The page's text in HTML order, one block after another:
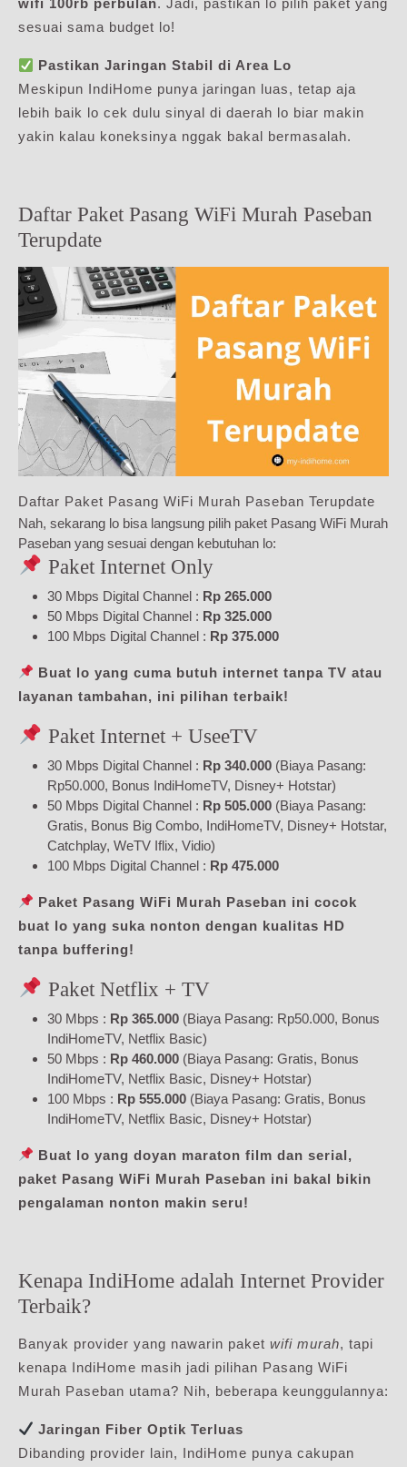
wifi 100rb perbulan. Jadi, pastikan lo pilih paket yang
sesuai sama budget lo!
Pastikan Jaringan Stabil di Area Lo
Meskipun IndiHome punya jaringan luas, tetap aja
lebih baik lo cek dulu sinyal di daerah lo biar makin
yakin kalau koneksinya nggak bakal bermasalah.
Daftar Paket Pasang WiFi Murah Paseban
Terupdate
Daftar Paket Pasang WiFi Murah Paseban Terupdate
Nah, sekarang lo bisa langsung pilih paket Pasang WiFi Murah
Paseban yang sesuai dengan kebutuhan lo:
Paket Internet Only
30 Mbps Digital Channel : Rp 265.000
50 Mbps Digital Channel : Rp 325.000
100 Mbps Digital Channel : Rp 375.000
Buat lo yang cuma butuh internet tanpa TV atau
layanan tambahan, ini pilihan terbaik!
Paket Internet + UseeTV
30 Mbps Digital Channel : Rp 340.000 (Biaya Pasang:
Rp50.000, Bonus IndiHomeTV, Disney+ Hotstar)
50 Mbps Digital Channel : Rp 505.000 (Biaya Pasang:
Gratis, Bonus Big Combo, IndiHomeTV, Disney+ Hotstar,
Catchplay, WeTV Iflix, Vidio)
100 Mbps Digital Channel : Rp 475.000
Paket Pasang WiFi Murah Paseban ini cocok
buat lo yang suka nonton dengan kualitas HD
tanpa buffering!
Paket Netflix + TV
30 Mbps : Rp 365.000 (Biaya Pasang: Rp50.000, Bonus
IndiHomeTV, Netflix Basic)
50 Mbps : Rp 460.000 (Biaya Pasang: Gratis, Bonus
IndiHomeTV, Netflix Basic, Disney+ Hotstar)
100 Mbps : Rp 555.000 (Biaya Pasang: Gratis, Bonus
IndiHomeTV, Netflix Basic, Disney+ Hotstar)
Buat lo yang doyan maraton film dan serial,
paket Pasang WiFi Murah Paseban ini bakal bikin
pengalaman nonton makin seru!
Kenapa IndiHome adalah Internet Provider
Terbaik?
Banyak provider yang nawarin paket wifi murah, tapi
kenapa IndiHome masih jadi pilihan Pasang WiFi
Murah Paseban utama? Nih, beberapa keunggulannya:
Jaringan Fiber Optik Terluas
Dibanding provider lain, IndiHome punya cakupan